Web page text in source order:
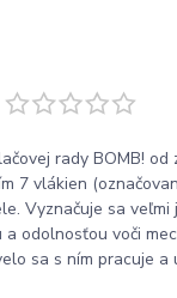
rady BOMB! od
7 vlákien
Vyznačuje sa veľmi
odolnosťou voči
sa s ním pracuje a